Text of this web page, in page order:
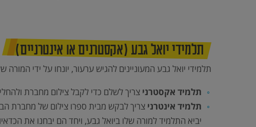
תלמידי יואל גבע (אקסטרנים או אינטרניים)
תלמידי יואל גבע המעוניינים להגיש ערעור, יונחו על ידי
תלמיד אקסטרני צריך לשלם כדי לקבל צילום מחברת
תלמיד אינטרני צריך לבקש מבית ספרו צילום של מחברת
יביא התלמיד למורה שלו ביואל גבע, ויחד הם יבחנו את